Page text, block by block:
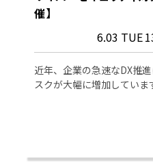
催】
6.03 TUE
近年、企業の急速なDX推
スクが大幅に増加してい